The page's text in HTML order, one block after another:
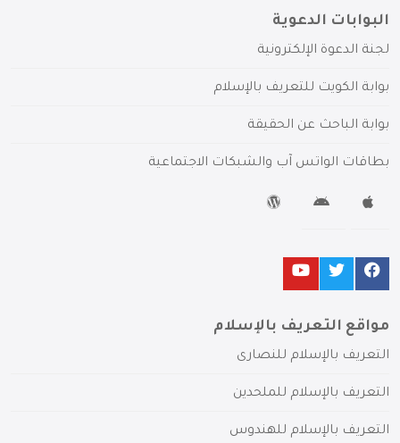
البوابات الدعوية
لجنة الدعوة الإلكترونية
بوابة الكويت للتعريف بالإسلام
بوابة الباحث عن الحقيقة
بطاقات الواتس آب والشبكات الاجتماعية
مواقع التعريف بالإسلام
التعريف بالإسلام للنصارى
التعريف بالإسلام للملحدين
التعريف بالإسلام للهندوس